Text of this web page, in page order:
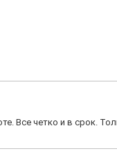
Все четко и в срок.